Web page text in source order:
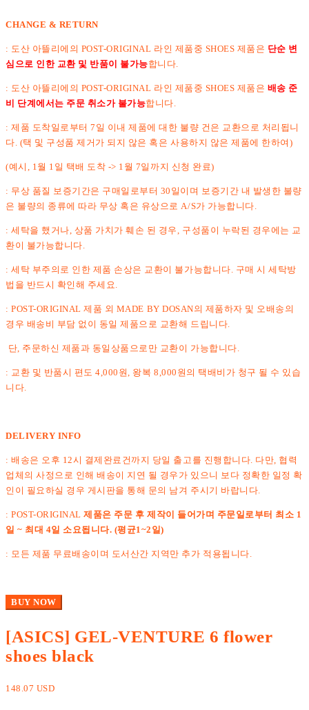
CHANGE & RETURN
: 도산 아뜰리에의 POST-ORIGINAL 라인 제품중 SHOES 제품은 단순 변
심으로 인한 교환 및 반품이 불가능합니다.
: 도산 아뜰리에의 POST-ORIGINAL 라인 제품중 SHOES 제품은 배송 준
비 단계에서는 주문 취소가 불가능합니다.
: 제품 도착일로부터 7일 이내 제품에 대한 불량 건은 교환으로 처리됩니
다. (택 및 구성품 제거가 되지 않은 혹은 사용하지 않은 제품에 한하여)
(예시, 1월 1일 택배 도착 -> 1월 7일까지 신청 완료)
: 무상 품질 보증기간은 구매일로부터 30일이며 보증기간 내 발생한 불량
은 불량의 종류에 따라 무상 혹은 유상으로 A/S가 가능합니다.
: 세탁을 했거나, 상품 가치가 훼손 된 경우, 구성품이 누락된 경우에는 교
환이 불가능합니다.
: 세탁 부주의로 인한 제품 손상은 교환이 불가능합니다. 구매 시 세탁방
법을 반드시 확인해 주세요.
: POST-ORIGINAL 제품 외 MADE BY DOSAN의 제품하자 및 오배송의
경우 배송비 부담 없이 동일 제품으로 교환해 드립니다.
단, 주문하신 제품과 동일상품으로만 교환이 가능합니다.
: 교환 및 반품시 편도 4,000원, 왕복 8,000원의 택배비가 청구 될 수 있습
니다.
DELIVERY INFO
: 배송은 오후 12시 결제완료건까지 당일 출고를 진행합니다. 다만, 협력
업체의 사정으로 인해 배송이 지연 될 경우가 있으니 보다 정확한 일정 확
인이 필요하실 경우 게시판을 통해 문의 남겨 주시기 바랍니다.
: POST-ORIGINAL 제품은 주문 후 제작이 들어가며 주문일로부터 최소 1
일 ~ 최대 4일 소요됩니다. (평균1~2일)
: 모든 제품 무료배송이며 도서산간 지역만 추가 적용됩니다.
BUY NOW
[ASICS] GEL-VENTURE 6 flower
shoes black
148.07 USD